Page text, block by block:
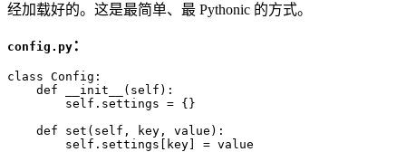
经加载好的。这是最简单、最 Pythonic 的方式。
config.py：
class Config :
def
__init__ ( self ):
self .settings = {}
def
set ( self, key, value ):
self .settings[key] = value